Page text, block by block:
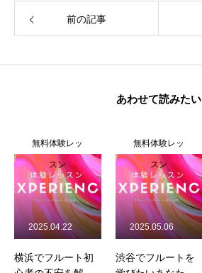
前の記事
あわせて読みたい
無料体験レッ
スン
渋谷でフルートを
2025.05.06
無料体験レッ
スン
現役フルート奏者
2025.01.27